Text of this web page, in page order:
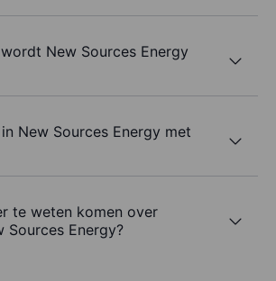
New Sources Energy
New Sources Energy met
te weten komen over
Sources Energy?